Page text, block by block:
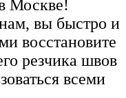
Москве!
вы быстро и
восстановите
резчика швов
всеми